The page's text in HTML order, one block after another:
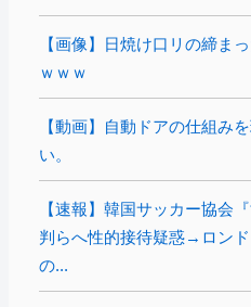
【画像】日焼け口リの締ま
ｗｗｗ
【動画】自動ドアの仕組み
い。
【速報】韓国サッカー協会
判らへ性的接待疑惑→ロン
の...